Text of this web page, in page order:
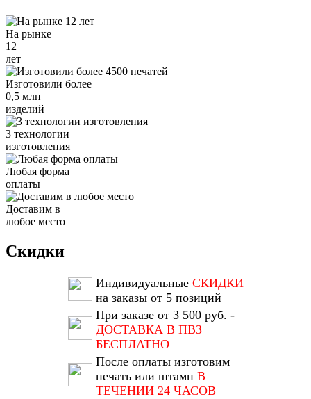
На рынке
12
лет
Изготовили более
0,5 млн
изделий
3 технологии
изготовления
Любая форма
оплаты
Доставим в
любое место
Скидки
Индивидуальные СКИДКИ
на заказы от 5 позиций
При заказе от 3 500 руб. -
ДОСТАВКА В ПВЗ
БЕСПЛАТНО
После оплаты изготовим
печать или штамп В
ТЕЧЕНИИ 24 ЧАСОВ